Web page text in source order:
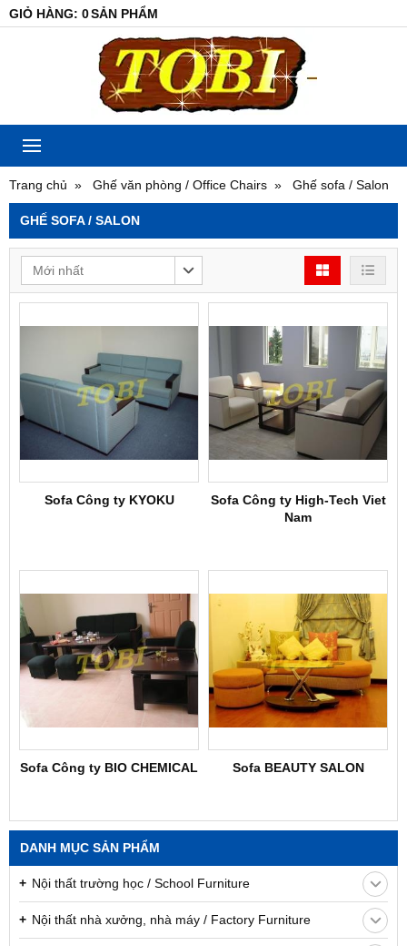
GIỎ HÀNG: 0SẢN PHẨM
Trang chủ Ghế văn phòng / Office Chairs Ghế sofa / Salon
DANH MỤC SẢN PHẨM
Nội thất trường học / School Furniture
Nội thất nhà xưởng, nhà máy / Factory Furniture
GHẾ SOFA / SALON
Mới nhất
Sofa Công ty KYOKU
Sofa Công ty High-Tech Viet
Nam
Sofa Công ty BIO CHEMICAL Sofa BEAUTY SALON